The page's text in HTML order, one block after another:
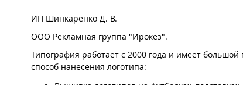
ИП Шинкаренко Д. В.
ООО Рекламная группа "Ирокез".
Типография работает с 2000 года и имеет
способ нанесения логотипа: